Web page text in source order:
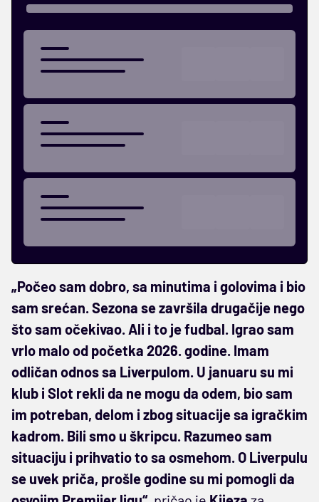
„Počeo sam dobro, sa minutima i golovima i bio
sam srećan. Sezona se završila drugačije nego
što sam očekivao. Ali i to je fudbal. Igrao sam
vrlo malo od početka 2026. godine. Imam
odličan odnos sa Liverpulom. U januaru su mi
klub i Slot rekli da ne mogu da odem, bio sam
im potreban, delom i zbog situacije sa igračkim
kadrom. Bili smo u škripcu. Razumeo sam
situaciju i prihvatio to sa osmehom. O Liverpulu
se uvek priča, prošle godine su mi pomogli da